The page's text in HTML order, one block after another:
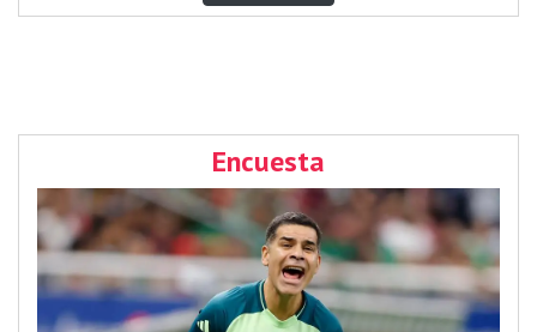
Encuesta